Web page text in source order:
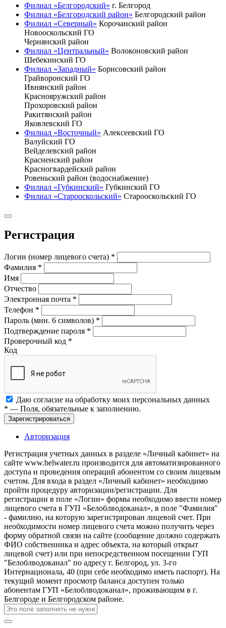
Филиал «Белгородский» г. Белгород
Филиал «Белгородский район» Белгородский район
Филиал «Северный» Корочанский район
Новооскольский ГО
Чернянский район
Филиал «Центральный» Волоконовский район
Шебекинский ГО
Филиал «Западный» Борисовский район
Грайворонский ГО
Ивнянский район
Краснояружский район
Прохоровский район
Ракитянский район
Яковлевский ГО
Филиал «Восточный» Алексеевский ГО
Валуйский ГО
Вейделевский район
Красненский район
Красногвардейский район
Ровеньский район (водоснабжение)
Филиал «Губкинский» Губкинский ГО
Филиал «Старооскольский» Старооскольский ГО
Регистрация
Логин (номер лицевого счета) *
Фамилия *
Имя
Отчество
Электронная почта *
Телефон *
Пароль (мин. 6 символов) *
Подтверждение пароля *
Проверочный код *
Код
Даю согласие на обработку моих персональных данных
* — Поля, обязательные к заполнению.
Зарегистрироваться
Авторизация
Регистрация учетных данных в разделе «Личный кабинет» на
сайте www.belwater.ru производится для автоматизированного
доступа и проведения операций абонентом со своим лицевым
счетом. Для входа в раздел «Личный кабинет» необходимо
пройти процедуру авторизации/регистрации. Для
регистрации в поле «Логин» формы необходимо ввести номер
лицевого счета в ГУП «Белоблводоканал», в поле "Фамилия"
- фамилию, на которую зарегистрирован лицевой счет. При
необходимости номер лицевого счета можно получить через
форму обратной связи на сайте (сообщение должно содержать
ФИО собственника и адрес объекта, на который открыт
лицевой счет) или при непосредственном посещении ГУП
"Белоблводоканал" по адресу г. Белгород, ул. 3-го
Интернационала, 40 (при себе необходимо иметь паспорт). На
текущий момент просмотр баланса доступен только
абонентам ГУП «Белоблводоканал», проживающим в г.
Белгороде и Белгородском районе.